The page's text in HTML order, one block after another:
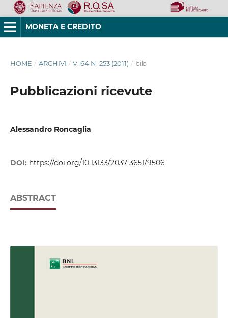
MONETA E CREDITO
HOME / ARCHIVI / V. 64 N. 253 (2011) / bib
Pubblicazioni ricevute
Alessandro Roncaglia
DOI: https://doi.org/10.13133/2037-3651/9506
ABSTRACT